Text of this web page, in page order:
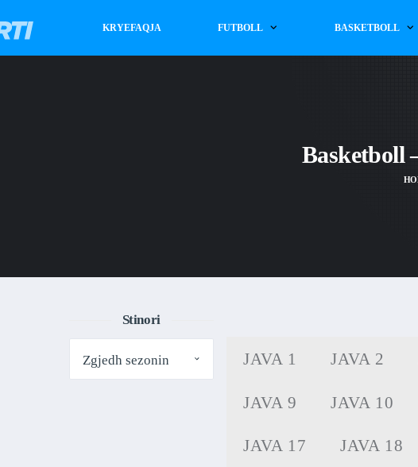
KRYEFAQJA FUTBOLL BASKETBOLL
Basketboll
Stinori
JAVA 1 JAVA 2
JAVA 9 JAVA 10
JAVA 17 JAVA 18